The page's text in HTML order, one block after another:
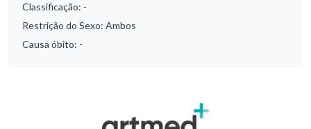
Classificação: -
Restrição do Sexo: Ambos
Causa óbito: -